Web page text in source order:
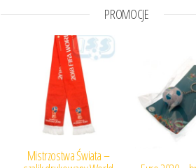
PROMOCJE
Mistrzostwa Świata –